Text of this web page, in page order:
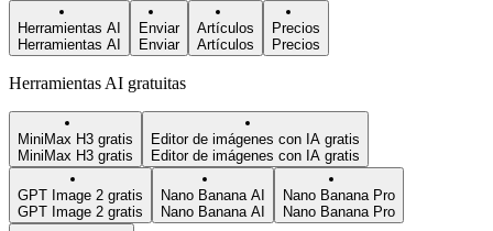
Herramientas AI
Herramientas AI
Enviar
Enviar
Artículos
Artículos
Precios
Precios
Herramientas AI gratuitas
MiniMax H3 gratis
MiniMax H3 gratis
Editor de imágenes con IA gratis
Editor de imágenes con IA gratis
GPT Image 2 gratis
GPT Image 2 gratis
Nano Banana AI
Nano Banana AI
Nano Banana Pro
Nano Banana Pro